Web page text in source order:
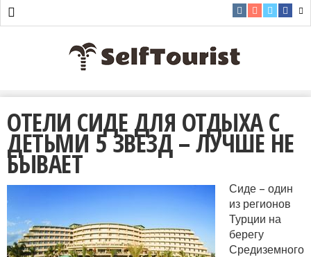
ОТЕЛИ СИДЕ ДЛЯ ОТДЫХА С
ДЕТЬМИ 5 ЗВЕЗД – ЛУЧШЕ НЕ
БЫВАЕТ
Сиде – один
из регионов
Турции на
берегу
Средиземного